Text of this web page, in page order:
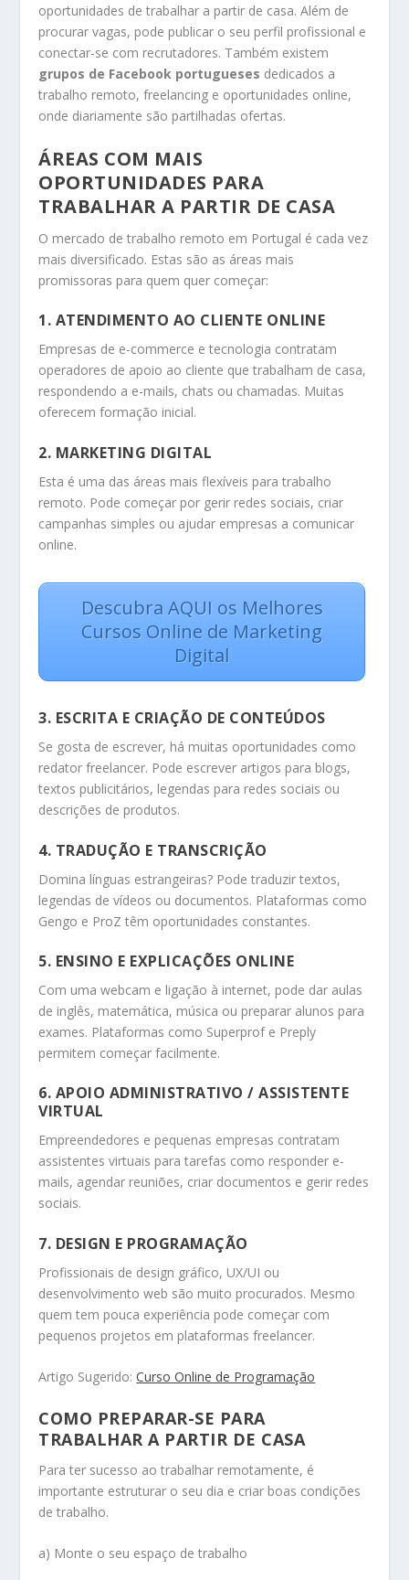
oportunidades de trabalhar a partir de casa. Além de
procurar vagas, pode publicar o seu perfil profissional e
conectar-se com recrutadores. Também existem
grupos de Facebook portugueses dedicados a
trabalho remoto, freelancing e oportunidades online,
onde diariamente são partilhadas ofertas.
ÁREAS COM MAIS
OPORTUNIDADES PARA
TRABALHAR A PARTIR DE CASA
O mercado de trabalho remoto em Portugal é cada vez
mais diversificado. Estas são as áreas mais
promissoras para quem quer começar:
1. ATENDIMENTO AO CLIENTE ONLINE
Empresas de e-commerce e tecnologia contratam
operadores de apoio ao cliente que trabalham de casa,
respondendo a e-mails, chats ou chamadas. Muitas
oferecem formação inicial.
2. MARKETING DIGITAL
Esta é uma das áreas mais flexíveis para trabalho
remoto. Pode começar por gerir redes sociais, criar
campanhas simples ou ajudar empresas a comunicar
online.
Descubra AQUI os Melhores
Cursos Online de Marketing
Digital
3. ESCRITA E CRIAÇÃO DE CONTEÚDOS
Se gosta de escrever, há muitas oportunidades como
redator freelancer. Pode escrever artigos para blogs,
textos publicitários, legendas para redes sociais ou
descrições de produtos.
4. TRADUÇÃO E TRANSCRIÇÃO
Domina línguas estrangeiras? Pode traduzir textos,
legendas de vídeos ou documentos. Plataformas como
Gengo e ProZ têm oportunidades constantes.
5. ENSINO E EXPLICAÇÕES ONLINE
Com uma webcam e ligação à internet, pode dar aulas
de inglês, matemática, música ou preparar alunos para
exames. Plataformas como Superprof e Preply
permitem começar facilmente.
6. APOIO ADMINISTRATIVO / ASSISTENTE
VIRTUAL
Empreendedores e pequenas empresas contratam
assistentes virtuais para tarefas como responder e-
mails, agendar reuniões, criar documentos e gerir redes
sociais.
7. DESIGN E PROGRAMAÇÃO
Profissionais de design gráfico, UX/UI ou
desenvolvimento web são muito procurados. Mesmo
quem tem pouca experiência pode começar com
pequenos projetos em plataformas freelancer.
Artigo Sugerido:Curso Online de Programação
COMO PREPARAR-SE PARA
TRABALHAR A PARTIR DE CASA
Para ter sucesso ao trabalhar remotamente, é
importante estruturar o seu dia e criar boas condições
de trabalho.
a) Monte o seu espaço de trabalho